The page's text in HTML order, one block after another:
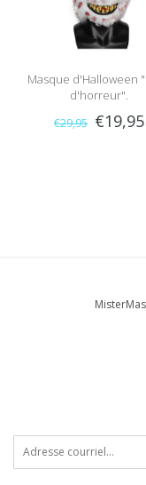
Masque d'Halloween
d'horreur".
€29,95 €19,95